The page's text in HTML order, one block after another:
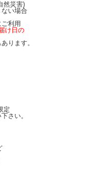
然災害)
い場合
利用
け日の
ります。
定
い。